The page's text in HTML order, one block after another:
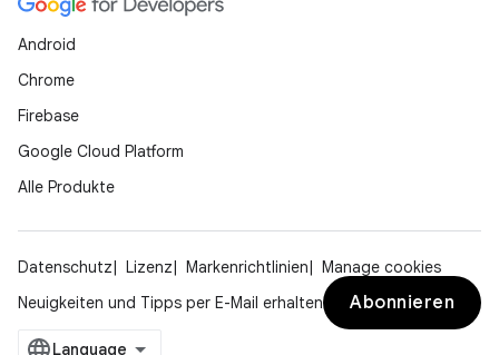
Android
Chrome
Firebase
Google Cloud Platform
Alle Produkte
Datenschutz Lizenz Markenrichtlinien
Manage cookies
Neuigkeiten und Tipps per E-Mail erhalten
Abonnieren